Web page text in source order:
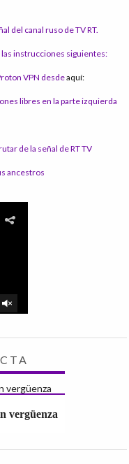
del canal ruso de TV RT.
instrucciones siguientes:
VPN desdeaquí:
libres en la parte izquierda
de la señal de RT TV
ancestros
vergüenza